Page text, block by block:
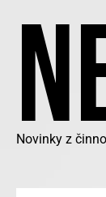
Novinky z